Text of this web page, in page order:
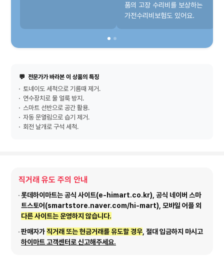
품의 고장 수리비를 보상하는
가전수리비보험도 있어요.
💬 전문가가 바라본 이 상품의 특징
토네이도 세척으로 기름때 제거.
연수장치로 물 얼룩 방지.
스마트 선반으로 공간 활용.
자동 문열림으로 습기 제거.
회전 날개로 구석 세척.
직거래 유도 주의 안내
롯데하이마트는 공식 사이트(e-himart.co.kr), 공식 네이버 스마
트스토어(smartstore.naver.com/hi-mart), 모바일 어플 외
다른 사이트는 운영하지 않습니다.
판매자가직거래 또는 현금거래를 유도할 경우 , 절대 입금하지 마시고
하이마트 고객센터로 신고해주세요.